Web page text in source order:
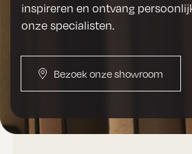
inspireren en ontvang
onze specialisten.
Bezoek onze showroom